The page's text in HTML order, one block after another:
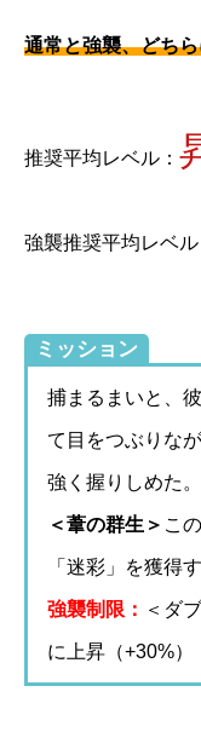
通常と強襲、どち
推奨平均レベル：
強襲推奨平均レベル
ミッション
捕まるまいと、
て目をつぶりな
強く握りしめた。
＜葦の群生＞ こ
「迷彩」を獲得
強襲制限： ＜ダ
に上昇（+30%）